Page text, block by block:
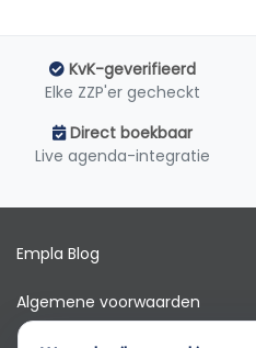
KvK-geverifieerd
Elke ZZP'er gecheckt
Direct boekbaar
Live agenda-integratie
Empla Blog
Algemene voorwaarden